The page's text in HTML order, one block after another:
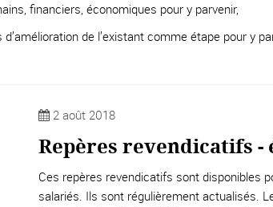
financiers, économiques pour y parvenir,
de l’existant comme étape pour y
2 août 2018
Repères revendicatifs -
Ces repères revendicatifs sont disponibles
salariés. Ils sont régulièrement actualisés.